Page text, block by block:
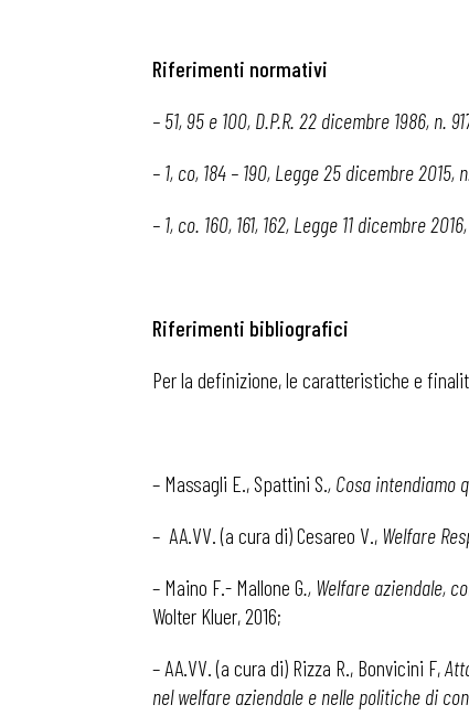
Riferimenti normativi
– 51, 95 e 100, D.P.R. 22 dicembre 1986, n.
– 1, co, 184 – 190, Legge 25 dicembre 2015,
– 1, co. 160, 161, 162, Legge 11 dicembre
Riferimenti bibliografici
Per la definizione, le caratteristiche e
– Massagli E., Spattini S., Cosa intendiamo
– AA.VV. (a cura di) Cesareo V., Welfare
– Maino F.- Mallone G., Welfare aziendale,
Wolter Kluer, 2016;
– AA.VV. (a cura di) Rizza R., Bonvicini F,
nel welfare aziendale e nelle politiche di